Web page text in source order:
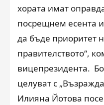
хората имат
посрещнем есента
да бъде приоритет
правителството“,
вицепрезидента.
целуват с
Илияна Йотова